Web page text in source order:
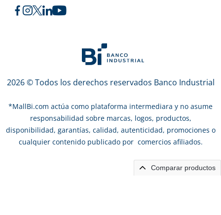
2026 © Todos los derechos reservados Banco Industrial
*MallBi.com actúa como plataforma intermediara y no asume
responsabilidad sobre marcas, logos, productos,
disponibilidad, garantías, calidad, autenticidad, promociones o
cualquier contenido publicado por comercios afiliados.
Comparar productos